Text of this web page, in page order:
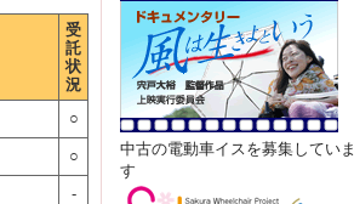
受
託
状
況
○
○
-
中古の電動車イスを募集していま
す